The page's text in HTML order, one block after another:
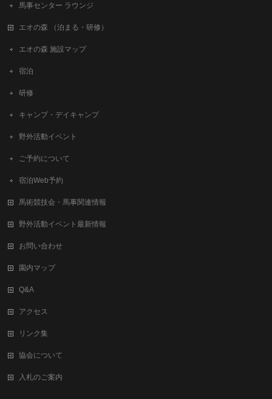
馬事センター ラウンジ
エオの森 （泊まる・研修）
エオの森 施設マップ
宿泊
研修
キャンプ・デイキャンプ
野外活動イベント
ご予約について
宿泊Web予約
馬術競技会・馬事関連情報
野外活動イベント最新情報
お問い合わせ
園内マップ
Q&A
アクセス
リンク集
協会について
入札のご案内